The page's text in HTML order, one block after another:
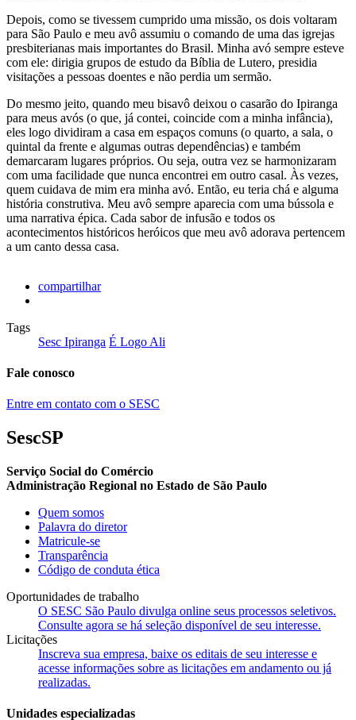
Depois, como se tivessem cumprido uma missão, os dois voltaram
para São Paulo e meu avô assumiu o comando de uma das igrejas
presbiterianas mais importantes do Brasil. Minha avó sempre esteve
com ele: dirigia grupos de estudo da Bíblia de Lutero, presidia
visitações a pessoas doentes e não perdia um sermão.
Do mesmo jeito, quando meu bisavô deixou o casarão do Ipiranga
para meus avós (o que, já contei, coincide com a minha infância),
eles logo dividiram a casa em espaços comuns (o quarto, a sala, o
quintal da frente e algumas outras dependências) e também
demarcaram lugares próprios. Ou seja, outra vez se harmonizaram
com uma facilidade que nunca encontrei em outro casal. Às vezes,
quem cuidava de mim era minha avó. Então, eu teria chá e alguma
história construtiva. Meu avô sempre aparecia com uma bússola e
uma narrativa épica. Cada sabor de infusão e todos os
acontecimentos históricos heróicos que meu avô adorava pertencem
a um canto dessa casa.
compartilhar
Tags
Sesc Ipiranga É Logo Ali
Fale conosco
Entre em contato com o SESC
SescSP
Serviço Social do Comércio
Administração Regional no Estado de São Paulo
Quem somos
Palavra do diretor
Matricule-se
Transparência
Código de conduta ética
Oportunidades de trabalho
O SESC São Paulo divulga online seus processos seletivos.
Consulte agora se há seleção disponível de seu interesse.
Licitações
Inscreva sua empresa, baixe os editais de seu interesse e
acesse informações sobre as licitações em andamento ou já
realizadas.
Unidades especializadas